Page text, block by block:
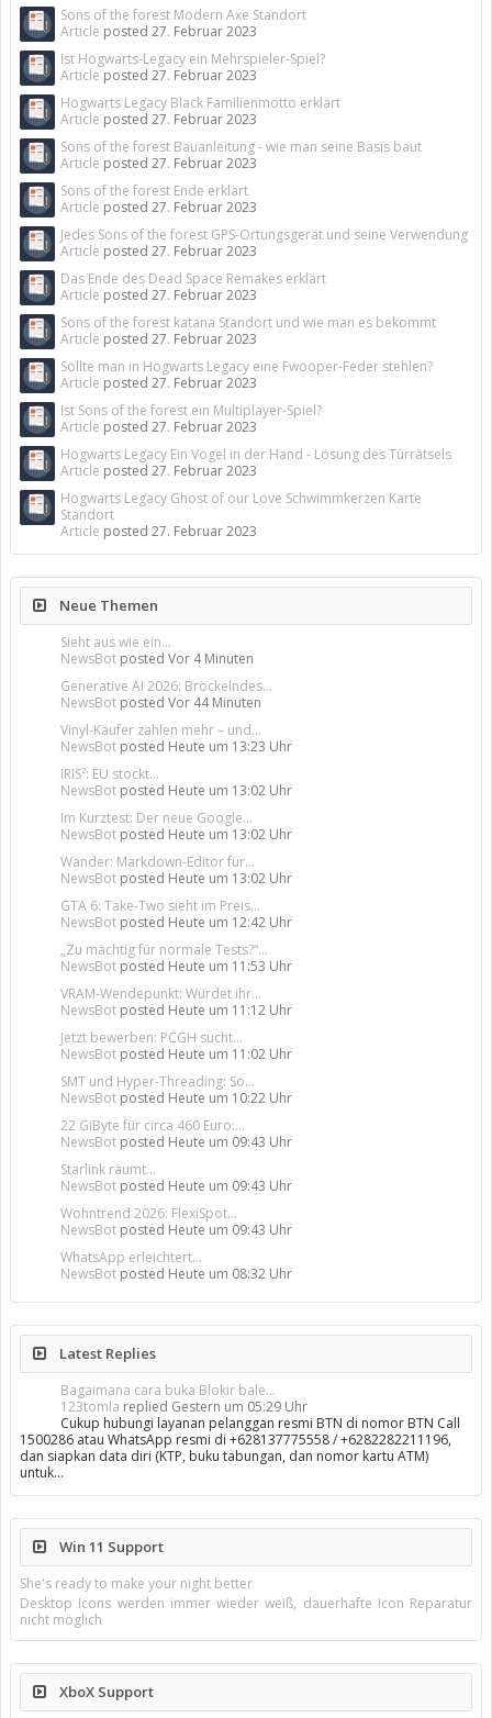
Sons of the forest Modern Axe Standort
Article posted 27. Februar 2023
Ist Hogwarts-Legacy ein Mehrspieler-Spiel?
Article posted 27. Februar 2023
Hogwarts Legacy Black Familienmotto erklärt
Article posted 27. Februar 2023
Sons of the forest Bauanleitung - wie man seine Basis baut
Article posted 27. Februar 2023
Sons of the forest Ende erklärt
Article posted 27. Februar 2023
Jedes Sons of the forest GPS-Ortungsgerät und seine Verwendung
Article posted 27. Februar 2023
Das Ende des Dead Space Remakes erklärt
Article posted 27. Februar 2023
Sons of the forest katana Standort und wie man es bekommt
Article posted 27. Februar 2023
Sollte man in Hogwarts Legacy eine Fwooper-Feder stehlen?
Article posted 27. Februar 2023
Ist Sons of the forest ein Multiplayer-Spiel?
Article posted 27. Februar 2023
Hogwarts Legacy Ein Vogel in der Hand - Lösung des Türrätsels
Article posted 27. Februar 2023
Hogwarts Legacy Ghost of our Love Schwimmkerzen Karte
Standort
Article posted 27. Februar 2023
Neue Themen
Sieht aus wie ein...
NewsBot posted Vor 4 Minuten
Generative AI 2026: Bröckelndes...
NewsBot posted Vor 44 Minuten
Vinyl-Käufer zahlen mehr – und...
NewsBot posted Heute um 13:23 Uhr
IRIS²: EU stockt...
NewsBot posted Heute um 13:02 Uhr
Im Kurztest: Der neue Google...
NewsBot posted Heute um 13:02 Uhr
Wander: Markdown-Editor für...
NewsBot posted Heute um 13:02 Uhr
GTA 6: Take-Two sieht im Preis...
NewsBot posted Heute um 12:42 Uhr
„Zu mächtig für normale Tests?“...
NewsBot posted Heute um 11:53 Uhr
VRAM-Wendepunkt: Würdet ihr...
NewsBot posted Heute um 11:12 Uhr
Jetzt bewerben: PCGH sucht...
NewsBot posted Heute um 11:02 Uhr
SMT und Hyper-Threading: So...
NewsBot posted Heute um 10:22 Uhr
22 GiByte für circa 460 Euro:...
NewsBot posted Heute um 09:43 Uhr
Starlink räumt...
NewsBot posted Heute um 09:43 Uhr
Wohntrend 2026: FlexiSpot...
NewsBot posted Heute um 09:43 Uhr
WhatsApp erleichtert...
NewsBot posted Heute um 08:32 Uhr
Latest Replies
Bagaimana cara buka Blokir bale...
123tomla replied Gestern um 05:29 Uhr
Cukup hubungi layanan pelanggan resmi BTN di nomor BTN Call
1500286 atau WhatsApp resmi di +628137775558 / +6282282211196,
dan siapkan data diri (KTP, buku tabungan, dan nomor kartu ATM)
untuk…
Win 11 Support
She's ready to make your night better
Desktop Icons werden immer wieder weiß, dauerhafte Icon Reparatur
nicht möglich
XboX Support